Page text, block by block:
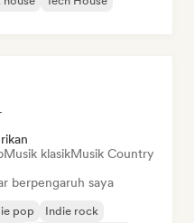
Musik klasikMusik Country
berpengaruh saya
pop
Indie rock